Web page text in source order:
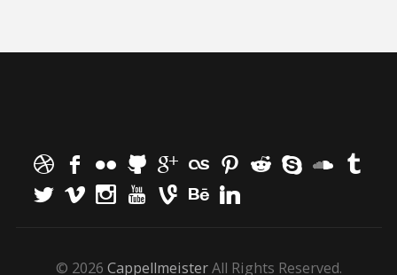
© 2026 CappellmeisterAll Rights Reserved.